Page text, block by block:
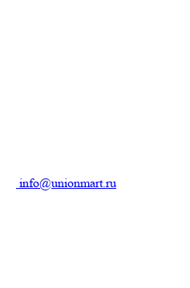
info@unionmart.ru